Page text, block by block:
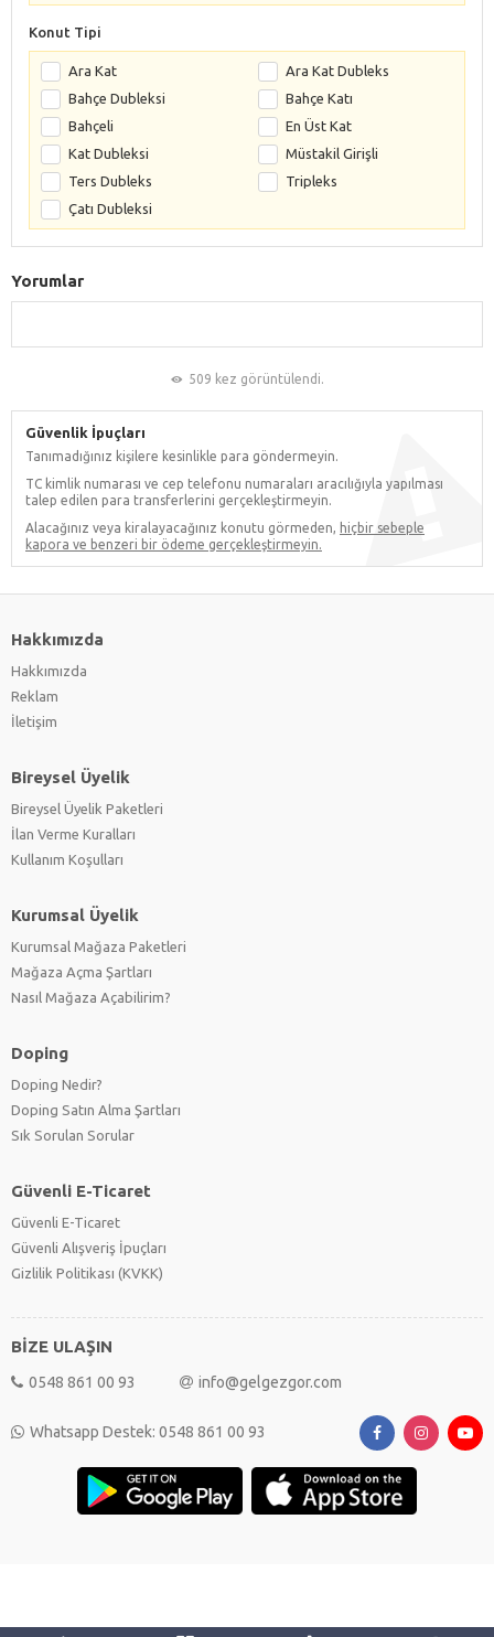
Konut Tipi
Ara Kat
Ara Kat Dubleks
Bahçe Dubleksi
Bahçe Katı
Bahçeli
En Üst Kat
Kat Dubleksi
Müstakil Girişli
Ters Dubleks
Tripleks
Çatı Dubleksi
Yorumlar
509 kez görüntülendi.
Güvenlik İpuçları
Tanımadığınız kişilere kesinlikle para göndermeyin.
TC kimlik numarası ve cep telefonu numaraları aracılığıyla yapılması
talep edilen para transferlerini gerçekleştirmeyin.
Alacağınız veya kiralayacağınız konutu görmeden, hiçbir sebeple
kapora ve benzeri bir ödeme gerçekleştirmeyin.
Hakkımızda
Hakkımızda
Reklam
İletişim
Bireysel Üyelik
Bireysel Üyelik Paketleri
İlan Verme Kuralları
Kullanım Koşulları
Kurumsal Üyelik
Kurumsal Mağaza Paketleri
Mağaza Açma Şartları
Nasıl Mağaza Açabilirim?
Doping
Doping Nedir?
Doping Satın Alma Şartları
Sık Sorulan Sorular
Güvenli E-Ticaret
Güvenli E-Ticaret
Güvenli Alışveriş İpuçları
Gizlilik Politikası (KVKK)
BİZE ULAŞIN
0548 861 00 93 info@gelgezgor.com
Whatsapp Destek: 0548 861 00 93